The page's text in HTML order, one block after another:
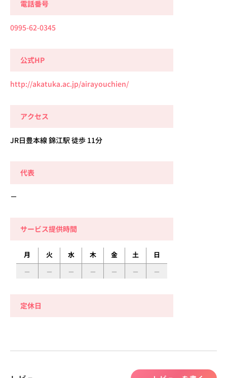
電話番号
0995-62-0345
公式HP
http://akatuka.ac.jp/airayouchien/
アクセス
JR日豊本線 錦江駅 徒歩 11分
代表
－
サービス提供時間
月 火 水 木 金 土 日
定休日